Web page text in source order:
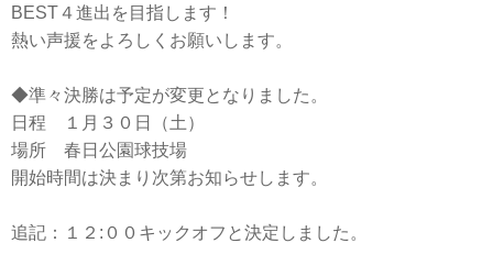
BEST４進出を目指します！
熱い声援をよろしくお願いします。
◆準々決勝は予定が変更となりました。
日程 １月３０日（土）
場所 春日公園球技場
開始時間は決まり次第お知らせします。
追記：１２:００キックオフと決定しました。